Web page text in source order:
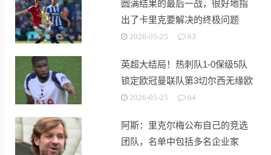
圆满结果的最后一战，很好地指
出了卡里克要解决的终极问题
2026-05-25 63
英超大结局！热刺队1-0保级5队
锁定欧冠曼联队第3切尔西无缘欧
战2026-05-25 64
阿斯：里克尔梅公布自己的竞选
团队，名单中包括多名企业家